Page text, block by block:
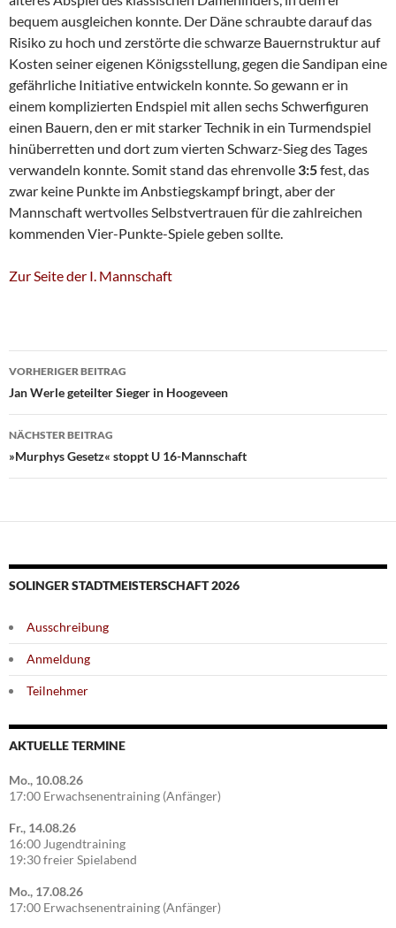
bequem ausgleichen konnte. Der Däne schraubte darauf das
Risiko zu hoch und zerstörte die schwarze Bauernstruktur auf
Kosten seiner eigenen Königsstellung, gegen die Sandipan eine
gefährliche Initiative entwickeln konnte. So gewann er in
einem komplizierten Endspiel mit allen sechs Schwerfiguren
einen Bauern, den er mit starker Technik in ein Turmendspiel
hinüberretten und dort zum vierten Schwarz-Sieg des Tages
verwandeln konnte. Somit stand das ehrenvolle 3:5fest, das
zwar keine Punkte im Anbstiegskampf bringt, aber der
Mannschaft wertvolles Selbstvertrauen für die zahlreichen
kommenden Vier-Punkte-Spiele geben sollte.
Zur Seite der I. Mannschaft
Beitragsnavigation
VORHERIGER BEITRAG
Jan Werle geteilter Sieger in Hoogeveen
NÄCHSTER BEITRAG
»Murphys Gesetz« stoppt U 16-Mannschaft
SOLINGER STADTMEISTERSCHAFT 2026
Ausschreibung
Anmeldung
Teilnehmer
AKTUELLE TERMINE
Mo., 10.08.26
17:00 Erwachsenentraining (Anfänger)
Fr., 14.08.26
16:00 Jugendtraining
19:30 freier Spielabend
Mo., 17.08.26
17:00 Erwachsenentraining (Anfänger)